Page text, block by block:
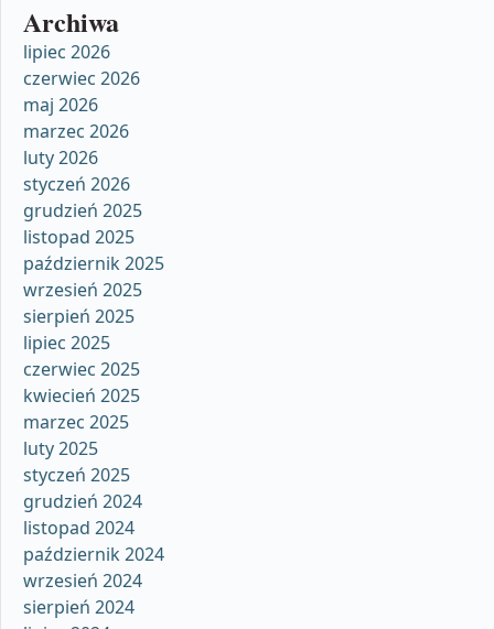
Archiwa
lipiec 2026
czerwiec 2026
maj 2026
marzec 2026
luty 2026
styczeń 2026
grudzień 2025
listopad 2025
październik 2025
wrzesień 2025
sierpień 2025
lipiec 2025
czerwiec 2025
kwiecień 2025
marzec 2025
luty 2025
styczeń 2025
grudzień 2024
listopad 2024
październik 2024
wrzesień 2024
sierpień 2024